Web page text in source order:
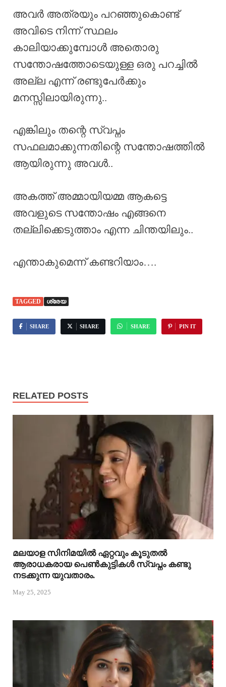
അവർ അത്രയും പറഞ്ഞുകൊണ്ട്
അവിടെ നിന്ന് സ്ഥലം
കാലിയാക്കുമ്പോൾ അതൊരു
സന്തോഷത്തോടെയുള്ള ഒരു പറച്ചിൽ
അല്ല എന്ന് രണ്ടുപേർക്കും
മനസ്സിലായിരുന്നു..
എങ്കിലും തന്റെ സ്വപ്നം
സഫലമാക്കുന്നതിന്റെ സന്തോഷത്തിൽ
ആയിരുന്നു അവൾ..
അകത്ത് അമ്മായിയമ്മ ആകട്ടെ
അവളുടെ സന്തോഷം എങ്ങനെ
തല്ലിക്കെടുത്താം എന്ന ചിന്തയിലും..
എന്താകുമെന്ന് കണ്ടറിയാം….
TAGGED ശ്രേയ
SHARE SHARE SHARE PIN IT
RELATED POSTS
മലയാള സിനിമയിൽ ഏറ്റവും കൂടുതൽ
ആരാധകരായ പെൺകുട്ടികൾ സ്വപ്നം കണ്ടു
നടക്കുന്ന യുവതാരം.
May 25, 2025